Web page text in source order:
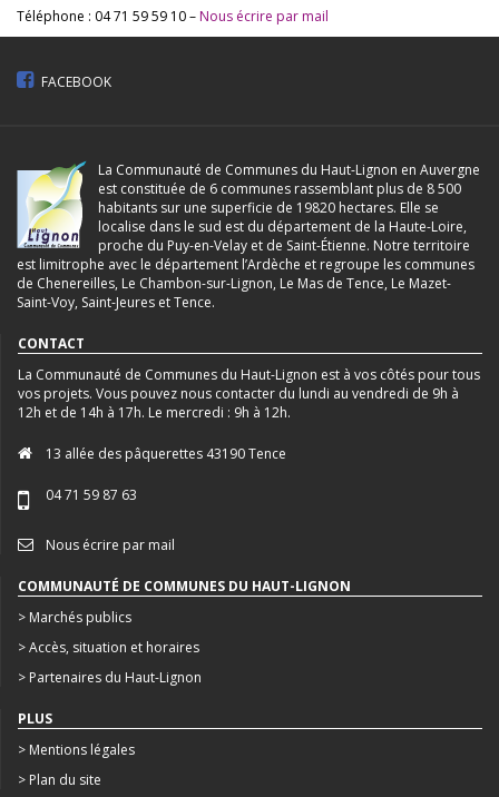
Téléphone : 04 71 59 59 10 – Nous écrire par mail
FACEBOOK
La Communauté de Communes du Haut-Lignon en Auvergne
est constituée de 6 communes rassemblant plus de 8 500
habitants sur une superficie de 19820 hectares. Elle se
localise dans le sud est du département de la Haute-Loire,
proche du Puy-en-Velay et de Saint-Étienne. Notre territoire
est limitrophe avec le département l’Ardèche et regroupe les communes
de Chenereilles, Le Chambon-sur-Lignon, Le Mas de Tence, Le Mazet-
Saint-Voy, Saint-Jeures et Tence.
CONTACT
La Communauté de Communes du Haut-Lignon est à vos côtés pour tous
vos projets. Vous pouvez nous contacter du lundi au vendredi de 9h à
12h et de 14h à 17h. Le mercredi : 9h à 12h.
13 allée des pâquerettes 43190 Tence
04 71 59 87 63
Nous écrire par mail
COMMUNAUTÉ DE COMMUNES DU HAUT-LIGNON
> Marchés publics
> Accès, situation et horaires
> Partenaires du Haut-Lignon
PLUS
> Mentions légales
> Plan du site